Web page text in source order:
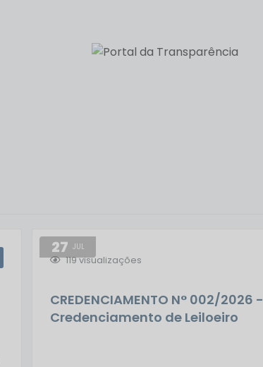
CREDENCIAMENTO N° 002/2026 -
Credenciamento de Leiloeiro
27 JUL
119visualizações